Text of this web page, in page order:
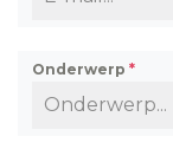
Onderwerp *